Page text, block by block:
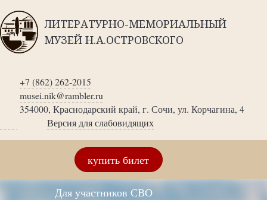
ЛИТЕРАТУРНО-МЕМОРИАЛЬНЫЙ
МУЗЕЙ Н.А.ОСТРОВСКОГО
+7 (862) 262-2015
musei.nik@rambler.ru
354000, Краснодарский край, г. Сочи, ул. Корчагина, 4
Версия для слабовидящих
купить билет
Для участников СВО